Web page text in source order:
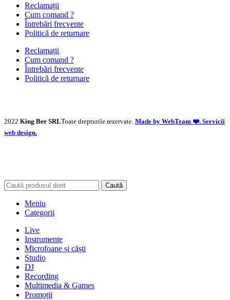
Reclamații
Cum comand ?
Întrebări frecvente
Politică de returnare
Reclamații
Cum comand ?
Întrebări frecvente
Politică de returnare
2022 King Bee SRLToate drepturile rezervate. Made by WebTeam ❤️. Servicii
web design.
Caută
Meniu
Categorii
Live
Instrumente
Microfoane și căști
Studio
DJ
Recording
Multimedia & Games
Promoții